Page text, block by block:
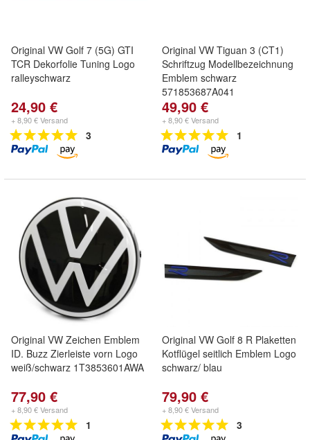
Original VW Golf 7 (5G) GTI
TCR Dekorfolie Tuning Logo
ralleyschwarz
24,90 €
+ 8,90 € Versand
3
Original VW Tiguan 3 (CT1)
Schriftzug Modellbezeichnung
Emblem schwarz
571853687A041
49,90 €
+ 8,90 € Versand
1
Original VW Zeichen Emblem
ID. Buzz Zierleiste vorn Logo
weiß/schwarz 1T3853601AWA
77,90 €
+ 8,90 € Versand
1
Original VW Golf 8 R Plaketten
Kotflügel seitlich Emblem Logo
schwarz/ blau
79,90 €
+ 8,90 € Versand
3